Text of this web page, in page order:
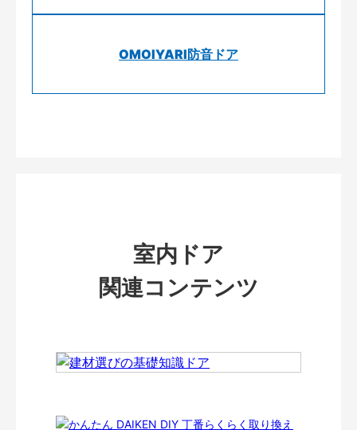
OMOIYARI防音ドア
室内ドア
関連コンテンツ